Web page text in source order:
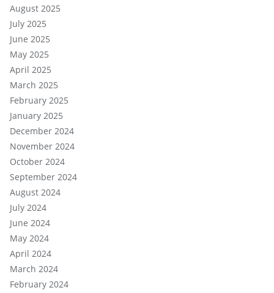
August 2025
July 2025
June 2025
May 2025
April 2025
March 2025
February 2025
January 2025
December 2024
November 2024
October 2024
September 2024
August 2024
July 2024
June 2024
May 2024
April 2024
March 2024
February 2024